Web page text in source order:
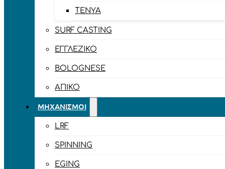
TENYA
SURF CASTING
ΕΓΓΛΈΖΙΚΟ
BOLOGNESE
ΑΠΊΚΟ
ΜΗΧΑΝΙΣΜΟΊ
LRF
SPINNING
EGING